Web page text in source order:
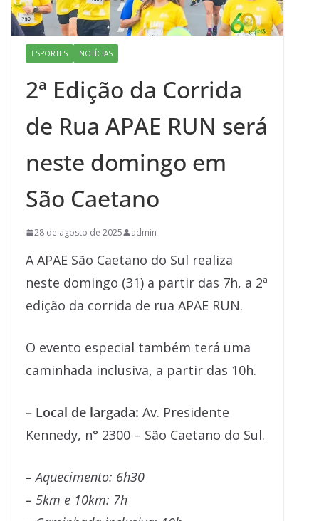
ESPORTES NOTÍCIAS
2ª Edição da Corrida
de Rua APAE RUN será
neste domingo em
São Caetano
28 de agosto de 2025 admin
A APAE São Caetano do Sul realiza
neste domingo (31) a partir das 7h, a 2ª
edição da corrida de rua APAE RUN.
O evento especial também terá uma
caminhada inclusiva, a partir das 10h.
– Local de largada: Av. Presidente
Kennedy, n° 2300 – São Caetano do Sul.
– Aquecimento: 6h30
– 5km e 10km: 7h